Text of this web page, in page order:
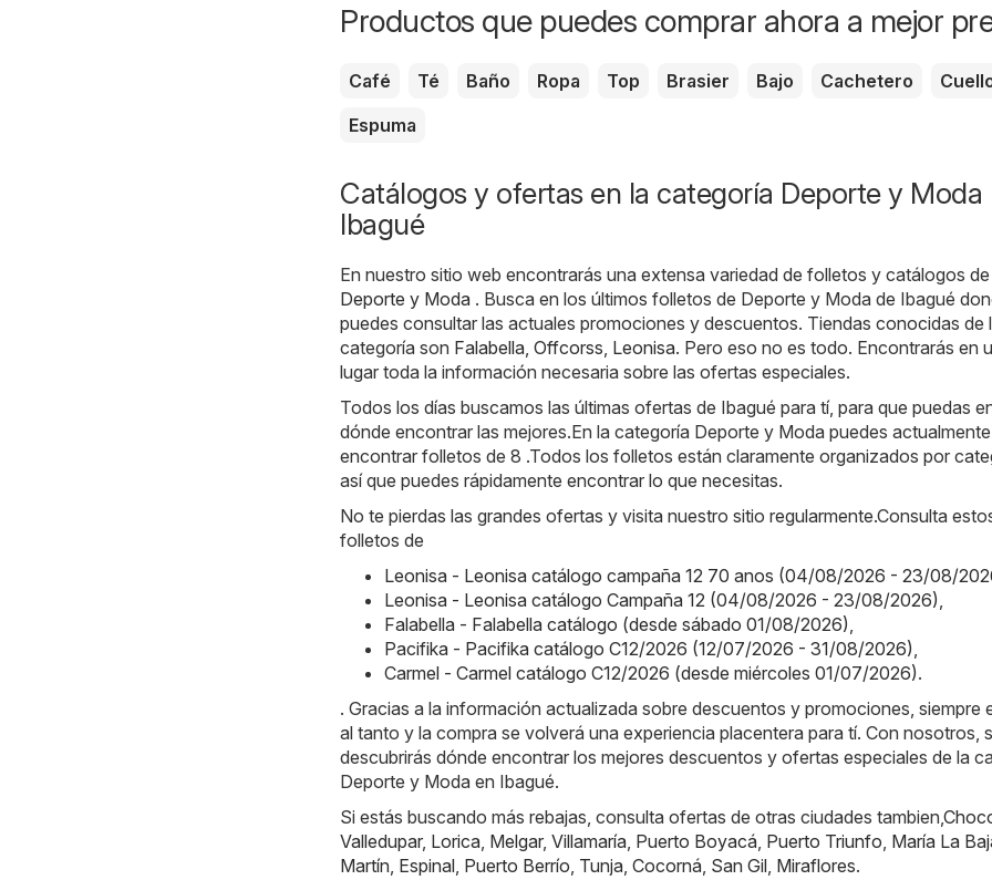
Productos que puedes comprar ahora a mejor
Café Té Baño Ropa Top Brasier Bajo Cachetero
Espuma
Catálogos y ofertas en la categoría Deporte y Moda
Ibagué
En nuestro sitio web encontrarás una extensa variedad de folletos y catálogos de
Deporte y Moda . Busca en los últimos folletos de Deporte y Moda de Ibagué
puedes consultar las actuales promociones y descuentos. Tiendas conocidas de
categoría son Falabella Offcorss Leonisa. Pero eso no es todo. Encontrarás en
lugar toda la información necesaria sobre las ofertas especiales.
Todos los días buscamos las últimas ofertas de Ibagué para tí, para que puedas
dónde encontrar las mejores.En la categoría Deporte y Moda puedes actualmente
encontrar folletos de 8 .Todos los folletos están claramente organizados por
así que puedes rápidamente encontrar lo que necesitas.
No te pierdas las grandes ofertas y visita nuestro sitio regularmente.Consulta
folletos de
Leonisa - Leonisa catálogo campaña 12 70 anos (04/08/2026 - 23/08/
Leonisa - Leonisa catálogo Campaña 12 (04/08/2026 - 23/08/2026)
Falabella - Falabella catálogo (desde sábado 01/08/2026)
Pacifika - Pacifika catálogo C12/2026 (12/07/2026 - 31/08/2026)
Carmel - Carmel catálogo C12/2026 (desde miércoles 01/07/2026).
. Gracias a la información actualizada sobre descuentos y promociones, siempre
al tanto y la compra se volverá una experiencia placentera para tí. Con nosotros,
descubrirás dónde encontrar los mejores descuentos y ofertas especiales de la
Deporte y Moda en Ibagué.
Si estás buscando más rebajas, consulta ofertas de otras ciudades tambien,
Valledupar, Lorica Melgar, Villamaría Puerto Boyacá Puerto Triunfo María La
Martín Espinal Puerto Berrío Tunja Cocorná San Gil Miraflores.